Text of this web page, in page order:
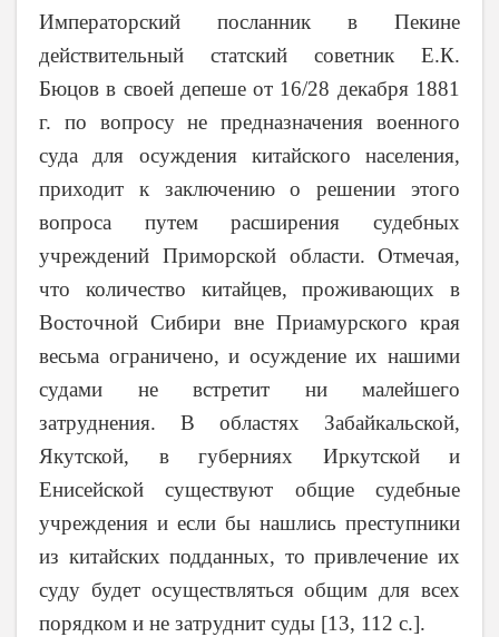
Императорский посланник в Пекине
действительный статский советник Е.К.
Бюцов в своей депеше от 16/28 декабря 1881
г. по вопросу не предназначения военного
суда для осуждения китайского населения,
приходит к заключению о решении этого
вопроса путем расширения судебных
учреждений Приморской области. Отмечая,
что количество китайцев, проживающих в
Восточной Сибири вне Приамурского края
весьма ограничено, и осуждение их нашими
судами не встретит ни малейшего
затруднения. В областях Забайкальской,
Якутской, в губерниях Иркутской и
Енисейской существуют общие судебные
учреждения и если бы нашлись преступники
из китайских подданных, то привлечение их
суду будет осуществляться общим для всех
порядком и не затруднит суды [13, 112 с.].